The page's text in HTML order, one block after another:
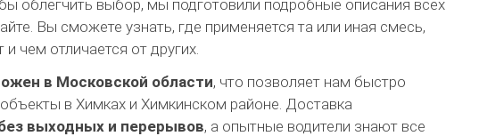
облегчить выбор, мы подготовили подробные описания всех
Вы сможете узнать, где применяется та или иная смесь,
чем отличается от других.
в Московской области, что позволяет нам быстро
в Химках и Химкинском районе. Доставка
выходных и перерывов, а опытные водители знают все